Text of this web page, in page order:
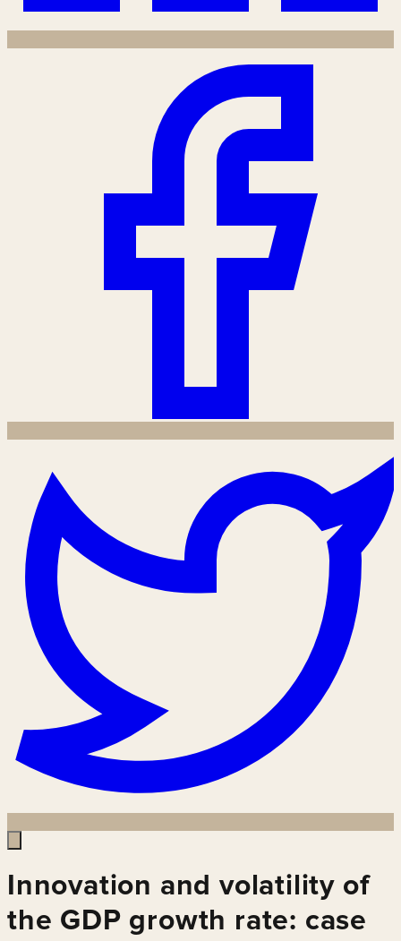
Innovation and volatility of
the GDP growth rate: case